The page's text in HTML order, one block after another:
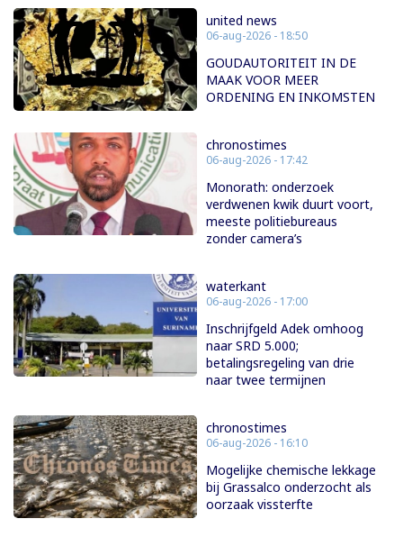
united news
06-aug-2026 - 18:50
GOUDAUTORITEIT IN DE
MAAK VOOR MEER
ORDENING EN INKOMSTEN
chronostimes
06-aug-2026 - 17:42
Monorath: onderzoek
verdwenen kwik duurt voort,
meeste politiebureaus
zonder camera’s
waterkant
06-aug-2026 - 17:00
Inschrijfgeld Adek omhoog
naar SRD 5.000;
betalingsregeling van drie
naar twee termijnen
chronostimes
06-aug-2026 - 16:10
Mogelijke chemische lekkage
bij Grassalco onderzocht als
oorzaak vissterfte